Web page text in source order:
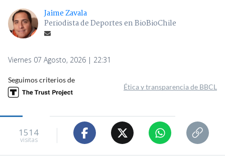
Jaime Zavala
Periodista de Deportes en BioBioChile
Viernes 07 Agosto, 2026 | 22:31
Seguimos criterios de
Ética y transparencia de BBCL
1514
visitas